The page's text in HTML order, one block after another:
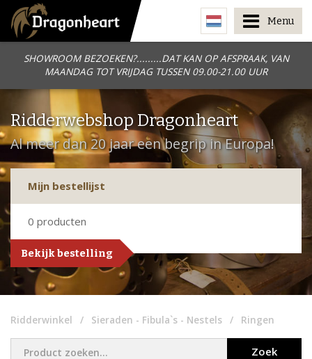
SHOWROOM BEZOEKEN?.........DAT KAN OP AFSPRAAK, VAN
MAANDAG TOT VRIJDAG TUSSEN 09.00-21.00 UUR
Menu
Ridderwebshop Dragonheart
Al meer dan 20 jaar een begrip in Europa!
Mijn bestellijst
0 producten
Bekijk bestelling
Ridderwinkel Sieraden - Fibula`s - Nestels Ringen
Zoek